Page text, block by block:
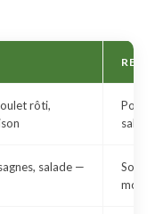
rôti,
salade —